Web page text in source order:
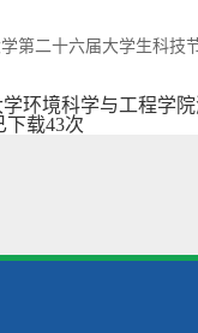
第二十六届大学生科技
环境科学与工程学
下载43次